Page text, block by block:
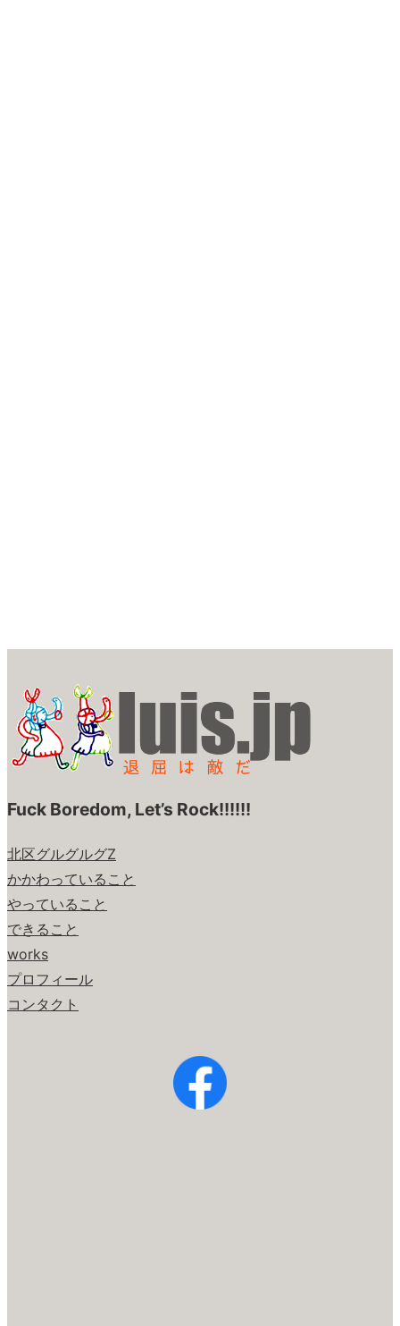
Fuck Boredom, Let’s Rock!!!!!!
北区グルグルグZ
かかわっていること
やっていること
できること
works
プロフィール
コンタクト